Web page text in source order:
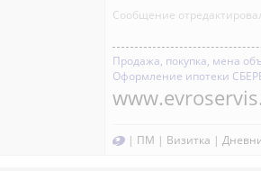
Сообщение
Продажа, покупка, мена
Оформление ипотеки
| ПМ | Визитка |